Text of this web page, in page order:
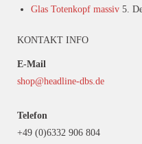
Glas Totenkopf massiv 5.
KONTAKT INFO
E-Mail
shop@headline-dbs.de
Telefon
+49 (0)6332 906 804